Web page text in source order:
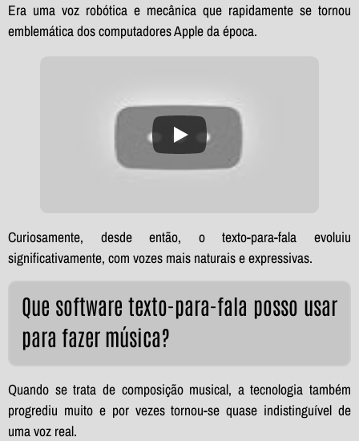
Era uma voz robótica e mecânica que rapidamente se tornou
emblemática dos computadores Apple da época.
Curiosamente, desde então, o texto-para-fala evoluiu
significativamente, com vozes mais naturais e expressivas.
Que software texto-para-fala posso usar
para fazer música?
Quando se trata de composição musical, a tecnologia também
progrediu muito e por vezes tornou-se quase indistinguível de
uma voz real.